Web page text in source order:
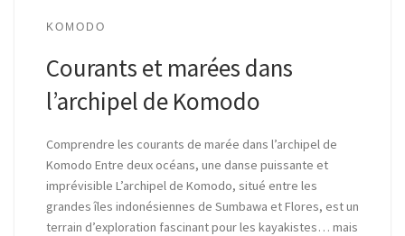
KOMODO
Courants et marées dans
l’archipel de Komodo
Comprendre les courants de marée dans l’archipel de
Komodo Entre deux océans, une danse puissante et
imprévisible L’archipel de Komodo, situé entre les
grandes îles indonésiennes de Sumbawa et Flores, est un
terrain d’exploration fascinant pour les kayakistes… mais